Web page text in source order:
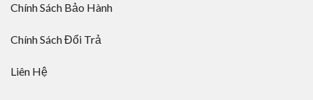
Chính Sách Bảo Hành
Chính Sách Đổi Trả
Liên Hệ